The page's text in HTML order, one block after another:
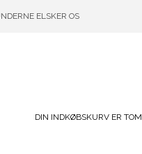
ELSKER OS
DIN INDKØBSKURV ER TOM